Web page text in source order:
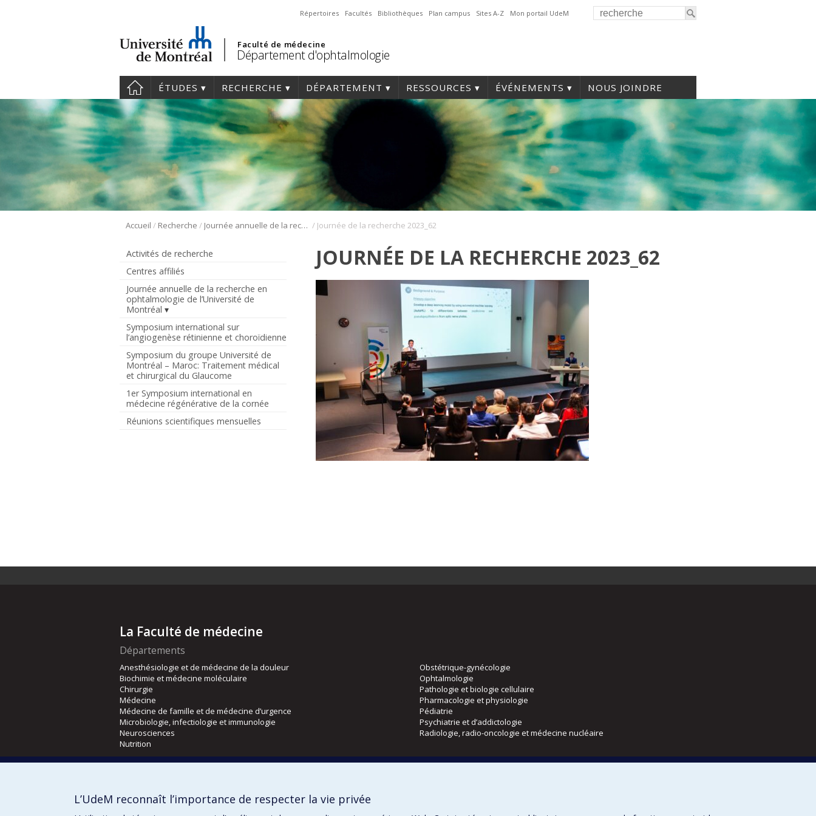
Répertoires Facultés Bibliothèques Plan campus Sites A-Z Mon portail UdeM
Faculté de médecine
Département d'ophtalmologie
ÉTUDES RECHERCHE DÉPARTEMENT RESSOURCES ÉVÉNEMENTS NOUS JOINDRE
Accueil / Recherche / Journée annuelle de la recherche en ophtalmologie de l’Université de Montréal / Journée de la recherche 2023_62
Activités de recherche
Centres affiliés
Journée annuelle de la recherche en
ophtalmologie de l’Université de
Montréal
Symposium international sur
l’angiogenèse rétinienne et choroïdienne
Symposium du groupe Université de
Montréal – Maroc: Traitement médical
et chirurgical du Glaucome
1er Symposium international en
médecine régénérative de la cornée
Réunions scientifiques mensuelles
JOURNÉE DE LA RECHERCHE 2023_62
La Faculté de médecine
Départements
Anesthésiologie et de médecine de la douleur
Biochimie et médecine moléculaire
Chirurgie
Médecine
Médecine de famille et de médecine d’urgence
Microbiologie, infectiologie et immunologie
Neurosciences
Nutrition
Obstétrique-gynécologie
Ophtalmologie
Pathologie et biologie cellulaire
Pharmacologie et physiologie
Pédiatrie
Psychiatrie et d’addictologie
Radiologie, radio-oncologie et médecine nucléaire
Orthophonie et audiologie
L’UdeM reconnaît l’importance de respecter la vie privée